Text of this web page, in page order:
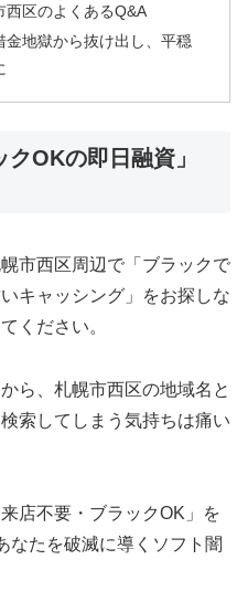
西区のよくあるQ&A
金地獄から抜け出し、平穏
OKの即日融資」
市西区周辺で「ブラックで
キャッシング」をお探しな
ください。
ら、札幌市西区の地域名と
索してしまう気持ちは痛い
店不要・ブラックOK」を
なたを破滅に導くソフト闇